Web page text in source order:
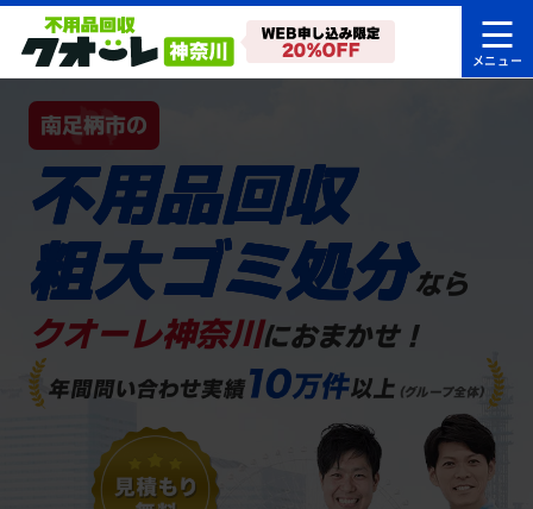
南足柄市の
不用品回収
粗大ゴミ処分なら
クオーレ神奈川におまかせ！